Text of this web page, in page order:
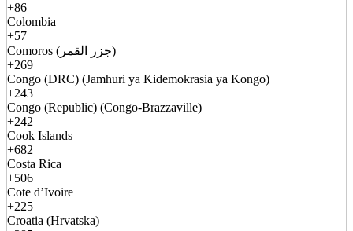
+86
Colombia
+57
Comoros (جزر القمر)
+269
Congo (DRC) (Jamhuri ya Kidemokrasia ya Kongo)
+243
Congo (Republic) (Congo-Brazzaville)
+242
Cook Islands
+682
Costa Rica
+506
Cote d’Ivoire
+225
Croatia (Hrvatska)